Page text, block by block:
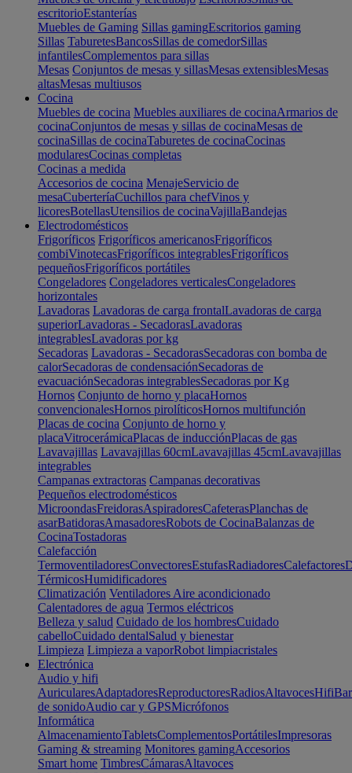
escritorioEstanterías
Muebles de Gaming Sillas gamingEscritorios gaming
Sillas TaburetesBancosSillas de comedorSillas
infantilesComplementos para sillas
Mesas Conjuntos de mesas y sillasMesas extensiblesMesas
altasMesas multiusos
Cocina
Muebles de cocina Muebles auxiliares de cocinaArmarios de
cocinaConjuntos de mesas y sillas de cocinaMesas de
cocinaSillas de cocinaTaburetes de cocinaCocinas
modularesCocinas completas
Cocinas a medida
Accesorios de cocina MenajeServicio de
mesaCuberteríaCuchillos para chefVinos y
licoresBotellasUtensilios de cocinaVajillaBandejas
Electrodomésticos
Frigoríficos Frigoríficos americanosFrigoríficos
combiVinotecasFrigoríficos integrablesFrigoríficos
pequeñosFrigoríficos portátiles
Congeladores Congeladores verticalesCongeladores
horizontales
Lavadoras Lavadoras de carga frontalLavadoras de carga
superiorLavadoras - SecadorasLavadoras
integrablesLavadoras por kg
Secadoras Lavadoras - SecadorasSecadoras con bomba de
calorSecadoras de condensaciónSecadoras de
evacuaciónSecadoras integrablesSecadoras por Kg
Hornos Conjunto de horno y placaHornos
convencionalesHornos pirolíticosHornos multifunción
Placas de cocina Conjunto de horno y
placaVitrocerámicaPlacas de inducciónPlacas de gas
Lavavajillas Lavavajillas 60cmLavavajillas 45cmLavavajillas
integrables
Campanas extractoras Campanas decorativas
Pequeños electrodomésticos
MicroondasFreidorasAspiradoresCafeterasPlanchas de
asarBatidorasAmasadoresRobots de CocinaBalanzas de
CocinaTostadoras
Calefacción
TermoventiladoresConvectoresEstufasRadiadoresCalefactores
TérmicosHumidificadores
Climatización Ventiladores Aire acondicionado
Calentadores de agua Termos eléctricos
Belleza y salud Cuidado de los hombresCuidado
cabelloCuidado dentalSalud y bienestar
Limpieza Limpieza a vaporRobot limpiacristales
Electrónica
Audio y hifi
AuricularesAdaptadoresReproductoresRadiosAltavocesHifi
de sonidoAudio car y GPSMicrófonos
Informática
AlmacenamientoTabletsComplementosPortátilesImpresoras
Gaming & streaming Monitores gamingAccesorios
Smart home TimbresCámarasAltavoces